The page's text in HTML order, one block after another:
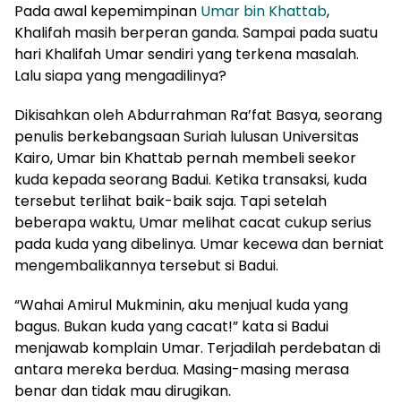
Pada awal kepemimpinan Umar bin Khattab,
Khalifah masih berperan ganda. Sampai pada suatu
hari Khalifah Umar sendiri yang terkena masalah.
Lalu siapa yang mengadilinya?
Dikisahkan oleh Abdurrahman Ra’fat Basya, seorang
penulis berkebangsaan Suriah lulusan Universitas
Kairo, Umar bin Khattab pernah membeli seekor
kuda kepada seorang Badui. Ketika transaksi, kuda
tersebut terlihat baik-baik saja. Tapi setelah
beberapa waktu, Umar melihat cacat cukup serius
pada kuda yang dibelinya. Umar kecewa dan berniat
mengembalikannya tersebut si Badui.
“Wahai Amirul Mukminin, aku menjual kuda yang
bagus. Bukan kuda yang cacat!” kata si Badui
menjawab komplain Umar. Terjadilah perdebatan di
antara mereka berdua. Masing-masing merasa
benar dan tidak mau dirugikan.